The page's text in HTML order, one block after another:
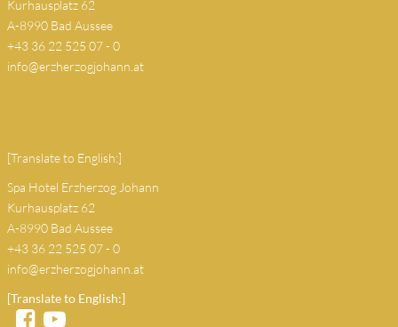
Kurhausplatz 62
A-8990 Bad Aussee
+43 36 22 525 07 - 0
info@erzherzogjohann.at
[Translate to English:]
Spa Hotel Erzherzog Johann
Kurhausplatz 62
A-8990 Bad Aussee
+43 36 22 525 07 - 0
info@erzherzogjohann.at
[Translate to English:]